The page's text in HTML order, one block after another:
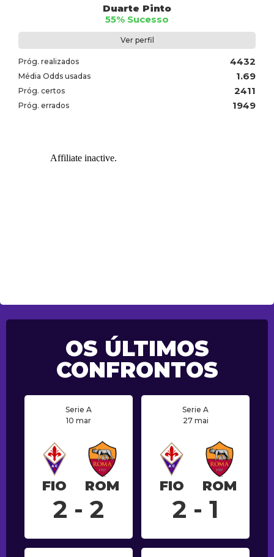
Duarte Pinto
55% Sucesso
Ver perfil
Próg. realizados 4432
Média Odds usadas 1.69
Próg. certos 2411
Próg. errados 1949
OS ÚLTIMOS
CONFRONTOS
Serie A
10 mar
FIO ROM
2 - 2
Serie A
27 mai
FIO ROM
2 - 1